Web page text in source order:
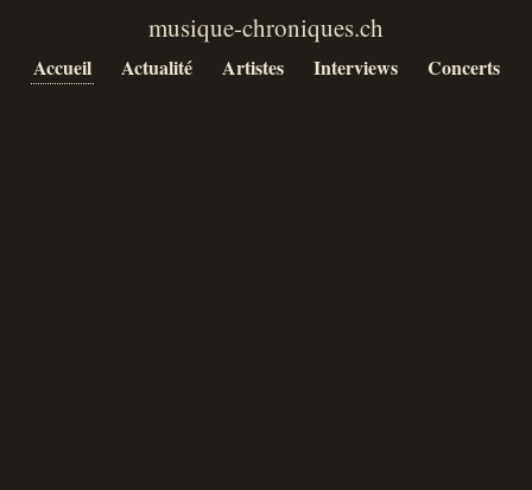
Accueil Actualité Artistes Interviews Concerts